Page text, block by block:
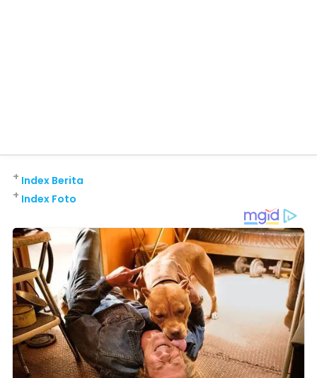
Index Berita
+
Index Foto
+